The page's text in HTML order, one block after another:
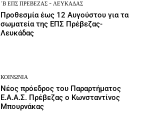
΄Β ΕΠΣ ΠΡΈΒΕΖΑΣ - ΛΕΥΚΆΔΑΣ
Προθεσμία έως 12 Αυγούστου για τα
σωματεία της ΕΠΣ Πρέβεζας-
Λευκάδας
ΚΟΙΝΩΝΙΑ
Νέος πρόεδρος του Παραρτήματος
Ε.Α.Α.Σ. Πρέβεζας ο Κωνσταντίνος
Μπουρνάκας